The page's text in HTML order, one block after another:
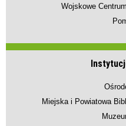
Wojskowe
Miejska i Powiatowa